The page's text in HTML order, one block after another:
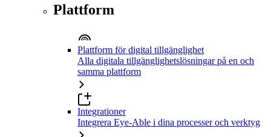
Plattform
Plattform för digital tillgänglighet
Alla digitala tillgänglighetslösningar på en och
samma plattform
Integrationer
Integrera Eye-Able i dina processer och verktyg